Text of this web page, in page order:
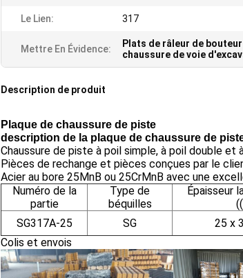
Le Lien: 317
Mettre En Évidence: Plats de râleur de bouteur
chaussure de voie
Description de produit
Plaque de chaussure de piste
description de la plaque de chaussure de
Chaussure de piste à poil simple, à poil double et
Pièces de rechange et pièces conçues par le
Acier au bore 25MnB ou 25CrMnB avec une
Numéro de la
partie
Type de
béquilles
Épaisseur
SG317A-25
SG 25 x
Colis et envois